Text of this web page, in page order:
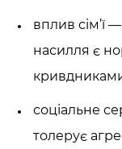
вплив сім’ї
насилля є
соціальне
толерує